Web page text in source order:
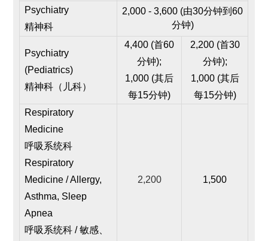
Psychiatry
精神科
2,000 - 3,600 (由30分钟到60
分钟)
Psychiatry
(Pediatrics)
精神科（儿科）
4,400 (首60
分钟);
1,000 (其后
每15分钟)
2,200 (首30
分钟);
1,000 (其后
每15分钟)
Respiratory
Medicine
呼吸系统科
Respiratory
Medicine / Allergy,
Asthma, Sleep
Apnea
呼吸系统科 / 敏感、
2,200 1,500